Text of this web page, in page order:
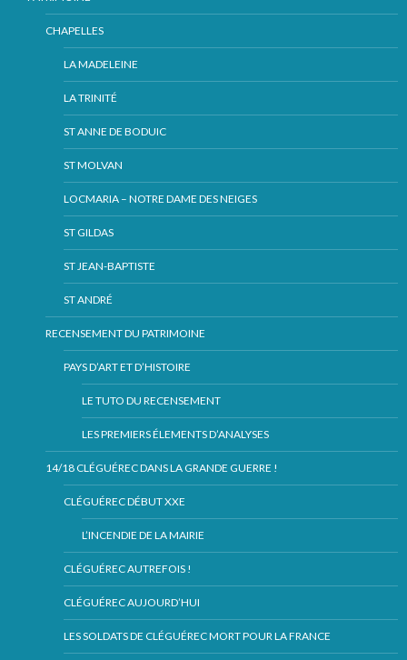
CHAPELLES
LA MADELEINE
LA TRINITÉ
ST ANNE DE BODUIC
ST MOLVAN
LOCMARIA – NOTRE DAME DES NEIGES
ST GILDAS
ST JEAN-BAPTISTE
ST ANDRÉ
RECENSEMENT DU PATRIMOINE
PAYS D’ART ET D’HISTOIRE
LE TUTO DU RECENSEMENT
LES PREMIERS ÉLEMENTS D’ANALYSES
14/18 CLÉGUÉREC DANS LA GRANDE GUERRE !
CLÉGUÉREC DÉBUT XXE
L’INCENDIE DE LA MAIRIE
CLÉGUÉREC AUTREFOIS !
CLÉGUÉREC AUJOURD’HUI
LES SOLDATS DE CLÉGUÉREC MORT POUR LA FRANCE